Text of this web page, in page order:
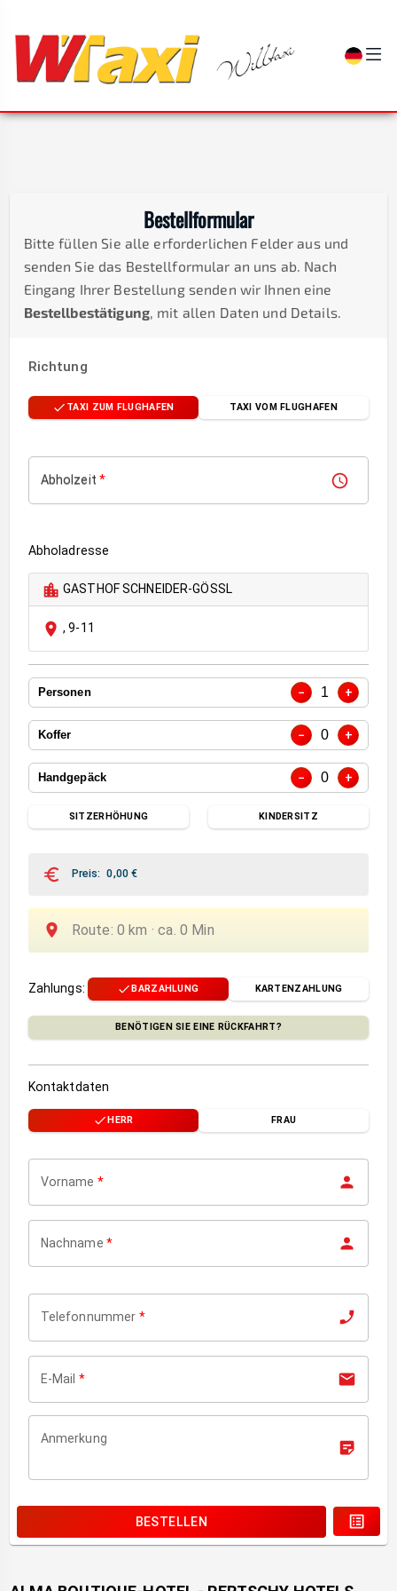
Bestellformular
Bitte füllen Sie alle erforderlichen Felder aus und
senden Sie das Bestellformular an uns ab. Nach
Eingang Ihrer Bestellung senden wir Ihnen eine
Bestellbestätigung, mit allen Daten und Details.
Richtung
TAXI ZUM FLUGHAFEN TAXI VOM FLUGHAFEN
Abholzeit *
Abholadresse
GASTHOF SCHNEIDER-GÖSSL
,9-11
Personen − 1 +
Koffer − 0 +
Handgepäck − 0 +
SITZERHÖHUNG KINDERSITZ
Preis: 0,00€
Route: 0 km ·ca. 0 Min
Zahlungs: BARZAHLUNG KARTENZAHLUNG
BENÖTIGEN SIE EINE RÜCKFAHRT?
Kontaktdaten
HERR FRAU
Vorname *
Nachname *
Telefonnummer *
E-Mail *
Anmerkung
BESTELLEN